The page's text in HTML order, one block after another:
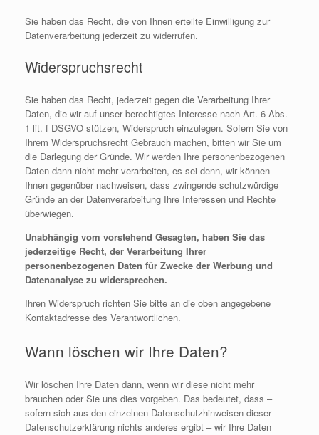
Sie haben das Recht, die von Ihnen erteilte Einwilligung zur
Datenverarbeitung jederzeit zu widerrufen.
Widerspruchsrecht
Sie haben das Recht, jederzeit gegen die Verarbeitung Ihrer
Daten, die wir auf unser berechtigtes Interesse nach Art. 6 Abs.
1 lit. f DSGVO stützen, Widerspruch einzulegen. Sofern Sie von
Ihrem Widerspruchsrecht Gebrauch machen, bitten wir Sie um
die Darlegung der Gründe. Wir werden Ihre personenbezogenen
Daten dann nicht mehr verarbeiten, es sei denn, wir können
Ihnen gegenüber nachweisen, dass zwingende schutzwürdige
Gründe an der Datenverarbeitung Ihre Interessen und Rechte
überwiegen.
Unabhängig vom vorstehend Gesagten, haben Sie das
jederzeitige Recht, der Verarbeitung Ihrer
personenbezogenen Daten für Zwecke der Werbung und
Datenanalyse zu widersprechen.
Ihren Widerspruch richten Sie bitte an die oben angegebene
Kontaktadresse des Verantwortlichen.
Wann löschen wir Ihre Daten?
Wir löschen Ihre Daten dann, wenn wir diese nicht mehr
brauchen oder Sie uns dies vorgeben. Das bedeutet, dass –
sofern sich aus den einzelnen Datenschutzhinweisen dieser
Datenschutzerklärung nichts anderes ergibt – wir Ihre Daten